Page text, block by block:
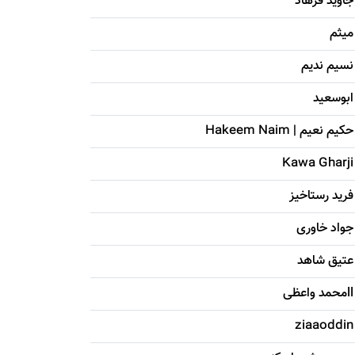
میثم
نسیم ندیم
ابوسعيد
حکيم نعيم | Hakeem Naim
Kawa Gharji
فرید رستاخیز
جواد خاوری
عتیق شاهد
llمحمد واعظی
ziaaoddin